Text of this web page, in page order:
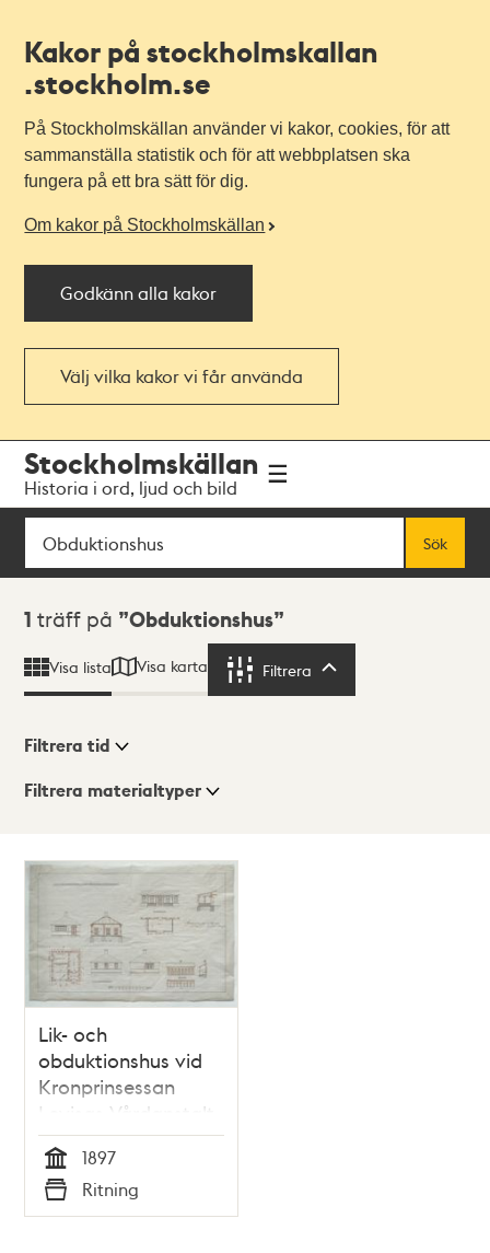
Kakor på stockholmskallan
.stockholm.se
På Stockholmskällan använder vi kakor, cookies, för att
sammanställa statistik och för att webbplatsen ska
fungera på ett bra sätt för dig.
Om kakor på Stockholmskällan
Godkänn alla kakor
Välj vilka kakor vi får använda
navigationen
huvudinnehållet
Stockholmskällan
Historia i ord, ljud och bild
Sök
Sök
Sökresultat
1 träff på Obduktionshus
Visa lista Visa karta Filtrera
Visningsläge
Lista
Karta
Filtrera tid
Filtrera materialtyper
träffar
Lik- och
obduktionshus vid
Kronprinsessan
Lovisas Vårdanstalt
för sjuka barn -
ritning 1897
Tid
1897
Typ
Ritning